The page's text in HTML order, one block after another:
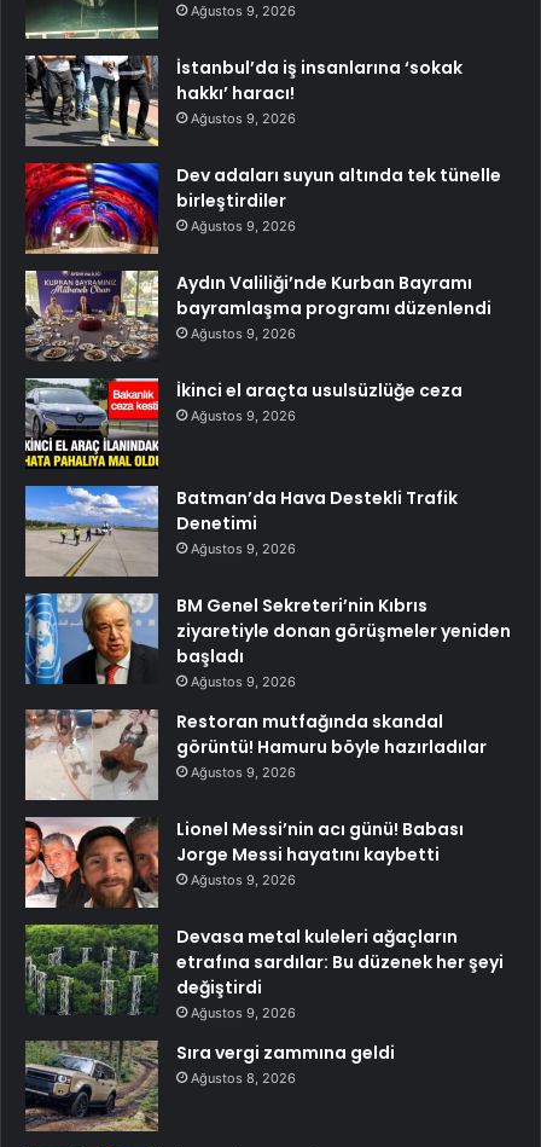
Ağustos 9, 2026
İstanbul’da iş insanlarına ‘sokak
hakkı’ haracı!
Ağustos 9, 2026
Dev adaları suyun altında tek tünelle
birleştirdiler
Ağustos 9, 2026
Aydın Valiliği’nde Kurban Bayramı
bayramlaşma programı düzenlendi
Ağustos 9, 2026
İkinci el araçta usulsüzlüğe ceza
Ağustos 9, 2026
Batman’da Hava Destekli Trafik
Denetimi
Ağustos 9, 2026
BM Genel Sekreteri’nin Kıbrıs
ziyaretiyle donan görüşmeler yeniden
başladı
Ağustos 9, 2026
Restoran mutfağında skandal
görüntü! Hamuru böyle hazırladılar
Ağustos 9, 2026
Lionel Messi’nin acı günü! Babası
Jorge Messi hayatını kaybetti
Ağustos 9, 2026
Devasa metal kuleleri ağaçların
etrafına sardılar: Bu düzenek her şeyi
değiştirdi
Ağustos 9, 2026
Sıra vergi zammına geldi
Ağustos 8, 2026